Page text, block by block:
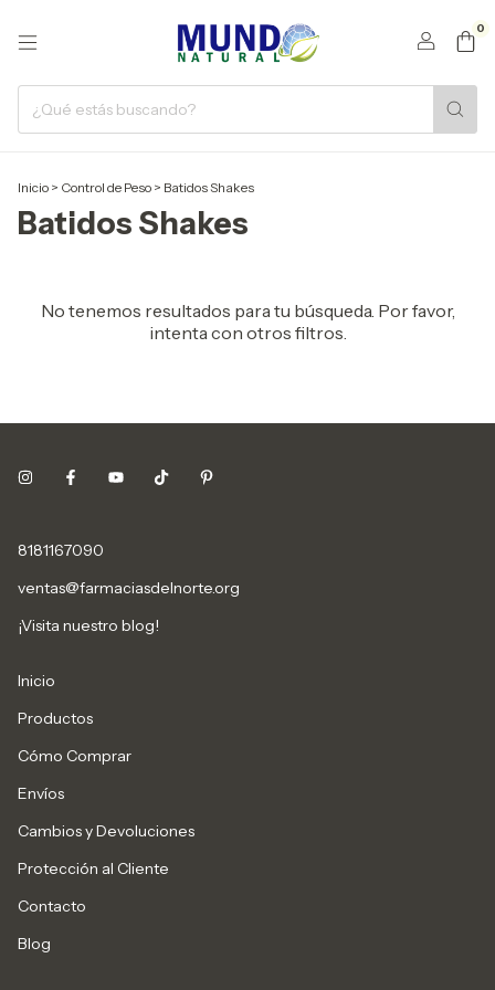
0
Inicio > Control de Peso > Batidos Shakes
Batidos Shakes
No tenemos resultados para tu búsqueda. Por favor,
intenta con otros filtros.
8181167090
ventas@farmaciasdelnorte.org
¡Visita nuestro blog!
Inicio
Productos
Cómo Comprar
Envíos
Cambios y Devoluciones
Protección al Cliente
Contacto
Blog